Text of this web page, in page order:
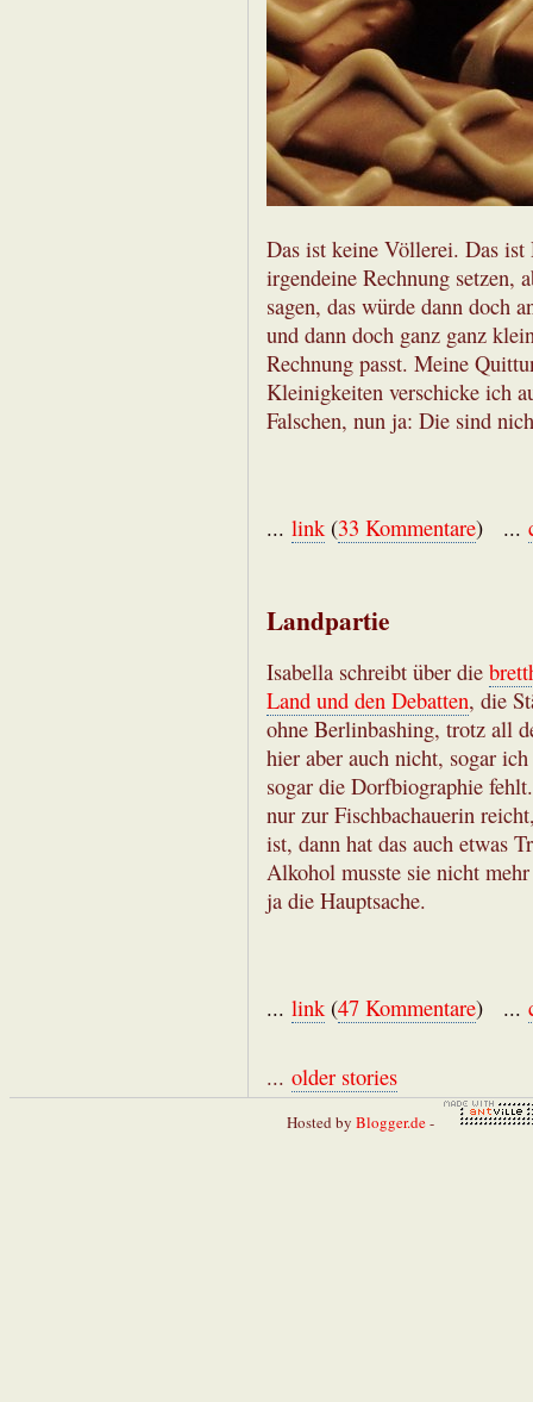
Das ist keine Völlerei. Das
irgendeine Rechnung setzen,
sagen, das würde dann doch
und dann doch ganz ganz
Rechnung passt. Meine
Kleinigkeiten verschicke ich
Falschen, nun ja: Die sind
... link (33 Kommentare) ...
Landpartie
Isabella schreibt über die
Land und den Debatten, die
ohne Berlinbashing, trotz all
hier aber auch nicht, sogar
sogar die Dorfbiographie
nur zur Fischbachauerin
ist, dann hat das auch etwas
Alkohol musste sie nicht
ja die Hauptsache.
... link(47 Kommentare) ...
... older stories
Hosted by Blogger.de-